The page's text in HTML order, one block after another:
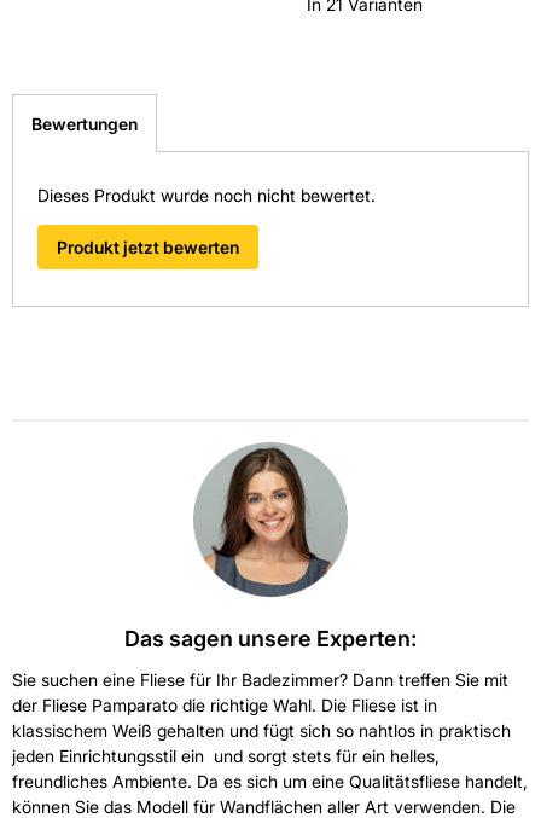
Fliesenausstellung.
In 21 Varianten
Bewertungen
Dieses Produkt wurde noch nicht bewertet.
Produkt jetzt bewerten
Das sagen unsere Experten:
Sie suchen eine Fliese für Ihr Badezimmer? Dann treffen Sie mit
der Fliese Pamparato die richtige Wahl. Die Fliese ist in
klassischem Weiß gehalten und fügt sich so nahtlos in praktisch
jeden Einrichtungsstil ein  und sorgt stets für ein helles,
freundliches Ambiente. Da es sich um eine Qualitätsfliese handelt,
können Sie das Modell für Wandflächen aller Art verwenden. Die